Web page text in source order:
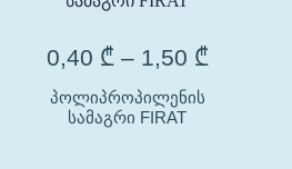
0,40 ₾ – 1,50 ₾
პოლიპროპილენის
სამაგრი FIRAT